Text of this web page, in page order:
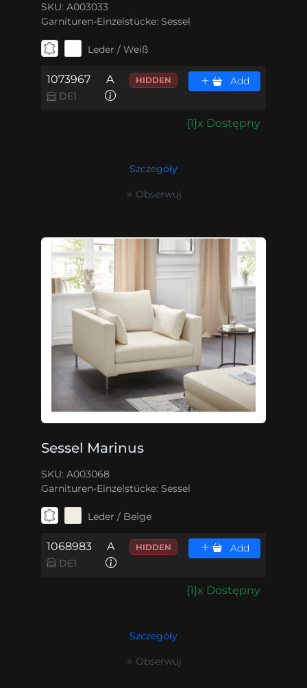
SKU: A003033
Garnituren-Einzelstücke: Sessel
Leder / Weiß
1073967
DE1
A HIDDEN Add
{1}x Dostępny
Szczegóły
⭐ Obserwuj
Sessel Marinus
SKU: A003068
Garnituren-Einzelstücke: Sessel
Leder / Beige
1068983
DE1
A HIDDEN Add
{1}x Dostępny
Szczegóły
⭐ Obserwuj